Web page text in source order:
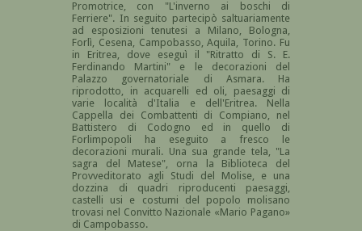
Promotrice, con "L'inverno ai boschi di
Ferriere". In seguito partecipò saltuariamente
ad esposizioni tenutesi a Milano, Bologna,
Forlì, Cesena, Campobasso, Aquila, Torino. Fu
in Eritrea, dove eseguì il "Ritratto di S. E.
Ferdinando Martini" e le decorazioni del
Palazzo governatoriale di Asmara. Ha
riprodotto, in acquarelli ed oli, paesaggi di
varie località d'Italia e dell'Eritrea. Nella
Cappella dei Combattenti di Compiano, nel
Battistero di Codogno ed in quello di
Forlimpopoli ha eseguito a fresco le
decorazioni murali. Una sua grande tela, "La
sagra del Matese", orna la Biblioteca del
Provveditorato agli Studi del Molise, e una
dozzina di quadri riproducenti paesaggi,
castelli usi e costumi del popolo molisano
trovasi nel Convitto Nazionale «Mario Pagano»
di Campobasso.